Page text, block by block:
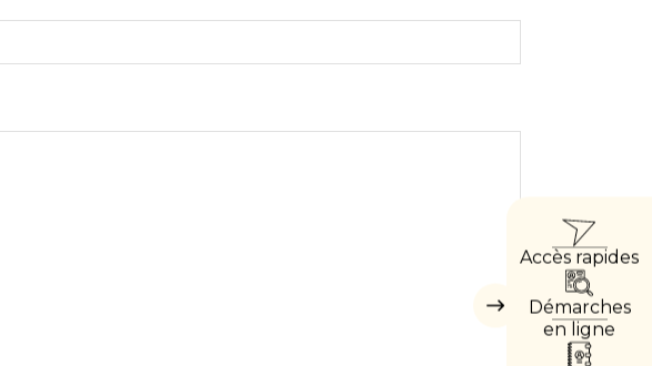
Masquer
Accès rapides
Démarches
en ligne